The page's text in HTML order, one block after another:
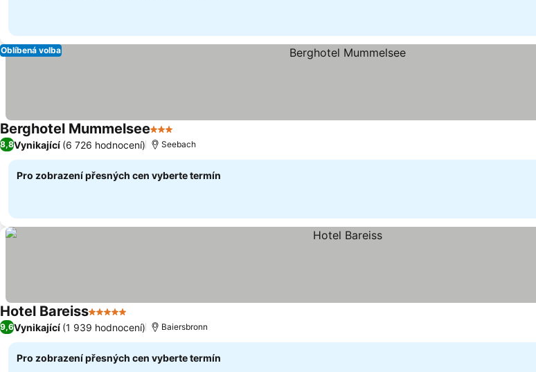
Oblíbená volba
Berghotel Mummelsee3 Počet hvězdiček
8,8Vynikající (6 726 hodnocení) Seebach
Pro zobrazení přesných cen vyberte termín
Hotel Bareiss5 Počet hvězdiček
9,6Vynikající (1 939 hodnocení) Baiersbronn
Pro zobrazení přesných cen vyberte termín